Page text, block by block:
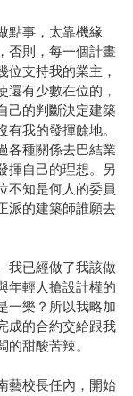
事，太靠機緣
否則，每一個計畫
位支持我的業主，
還有少數在位的，
己的判斷決定建築
我的發揮餘地。
各種關係去巴結業
揮自己的理想。另
不知是何人的委員
派的建築師誰願去
已經做了我該做
年輕人搶設計權的
一樂？所以我略加
成的合約交給跟我
甜酸苦辣。
校長任內，開始